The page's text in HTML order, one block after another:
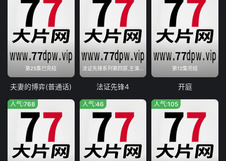
第25集已完结
夫妻的博弈(普通话)
法证先锋系列第四部,主演阵容全面更换
法证先锋4
第12集完结
开庭
人气:768 人气:46 人气:105